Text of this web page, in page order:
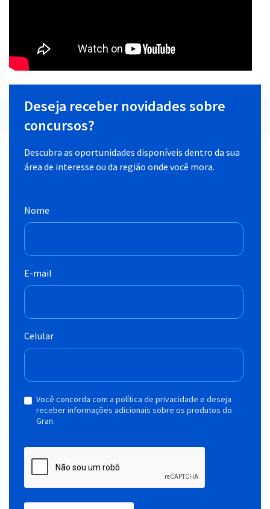
Deseja receber novidades sobre
concursos?
Descubra as oportunidades disponíveis dentro da sua
área de interesse ou da região onde você mora.
Nome
E-mail
Celular
Você concorda com a política de privacidade e deseja
receber informações adicionais sobre os produtos do
Gran.